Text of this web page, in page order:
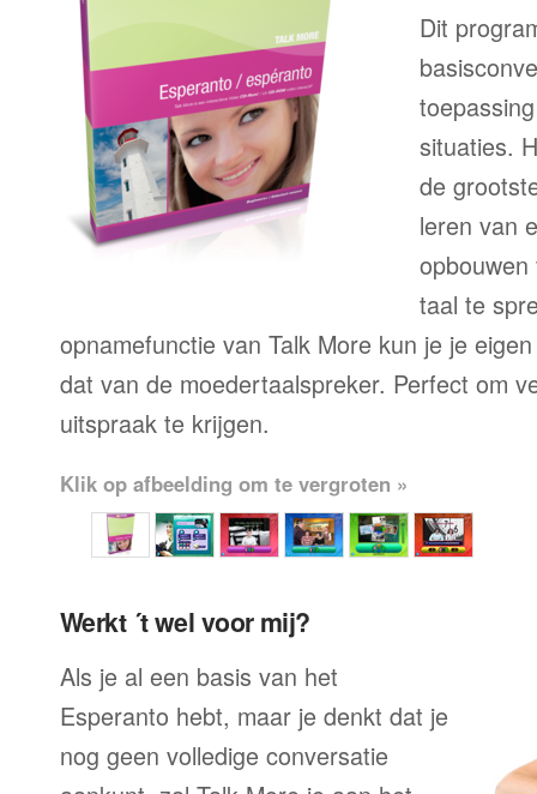
Dit
situaties.
de
leren van
taal te
opnamefunctie van Talk More kun je je
dat van de moedertaalspreker. Perfect om
uitspraak te krijgen.
Klik op afbeelding om te vergroten »
Werkt ´t wel voor mij?
Als je al een basis van het
Esperanto hebt, maar je denkt dat je
nog geen volledige conversatie